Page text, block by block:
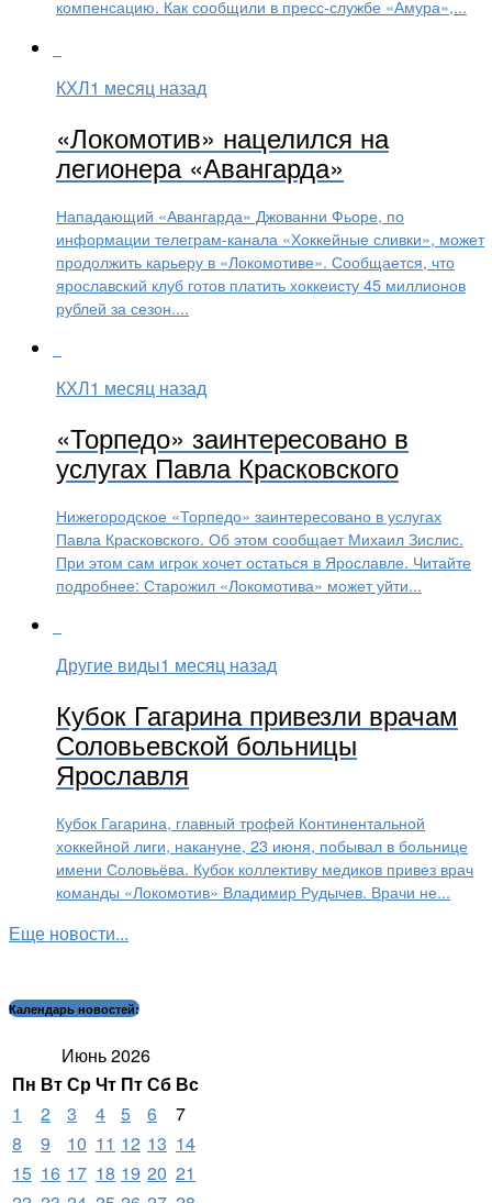
компенсацию. Как сообщили в пресс-службе «Амура»,...
КХЛ1 месяц назад
«Локомотив» нацелился на
легионера «Авангарда»
Нападающий «Авангарда» Джованни Фьоре, по
информации телеграм-канала «Хоккейные сливки», может
продолжить карьеру в «Локомотиве». Сообщается, что
ярославский клуб готов платить хоккеисту 45 миллионов
рублей за сезон....
КХЛ1 месяц назад
«Торпедо» заинтересовано в
услугах Павла Красковского
Нижегородское «Торпедо» заинтересовано в услугах
Павла Красковского. Об этом сообщает Михаил Зислис.
При этом сам игрок хочет остаться в Ярославле. Читайте
подробнее: Старожил «Локомотива» может уйти...
Другие виды1 месяц назад
Кубок Гагарина привезли врачам
Соловьевской больницы
Ярославля
Кубок Гагарина, главный трофей Континентальной
хоккейной лиги, накануне, 23 июня, побывал в больнице
имени Соловьёва. Кубок коллективу медиков привез врач
команды «Локомотив» Владимир Рудычев. Врачи не...
Еще новости...
Календарь новостей:
Июнь 2026
Пн ВтСрЧт ПтСб Вс
1
2 3 4 5 6
7
8
9 10 11 12 13 14
15 16 17 18 19 20 21